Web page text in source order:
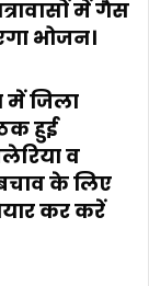
में गैस
भोजन।
में जिला
हुई
व
के लिए
कर करें